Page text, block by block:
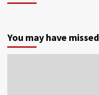
You may have missed